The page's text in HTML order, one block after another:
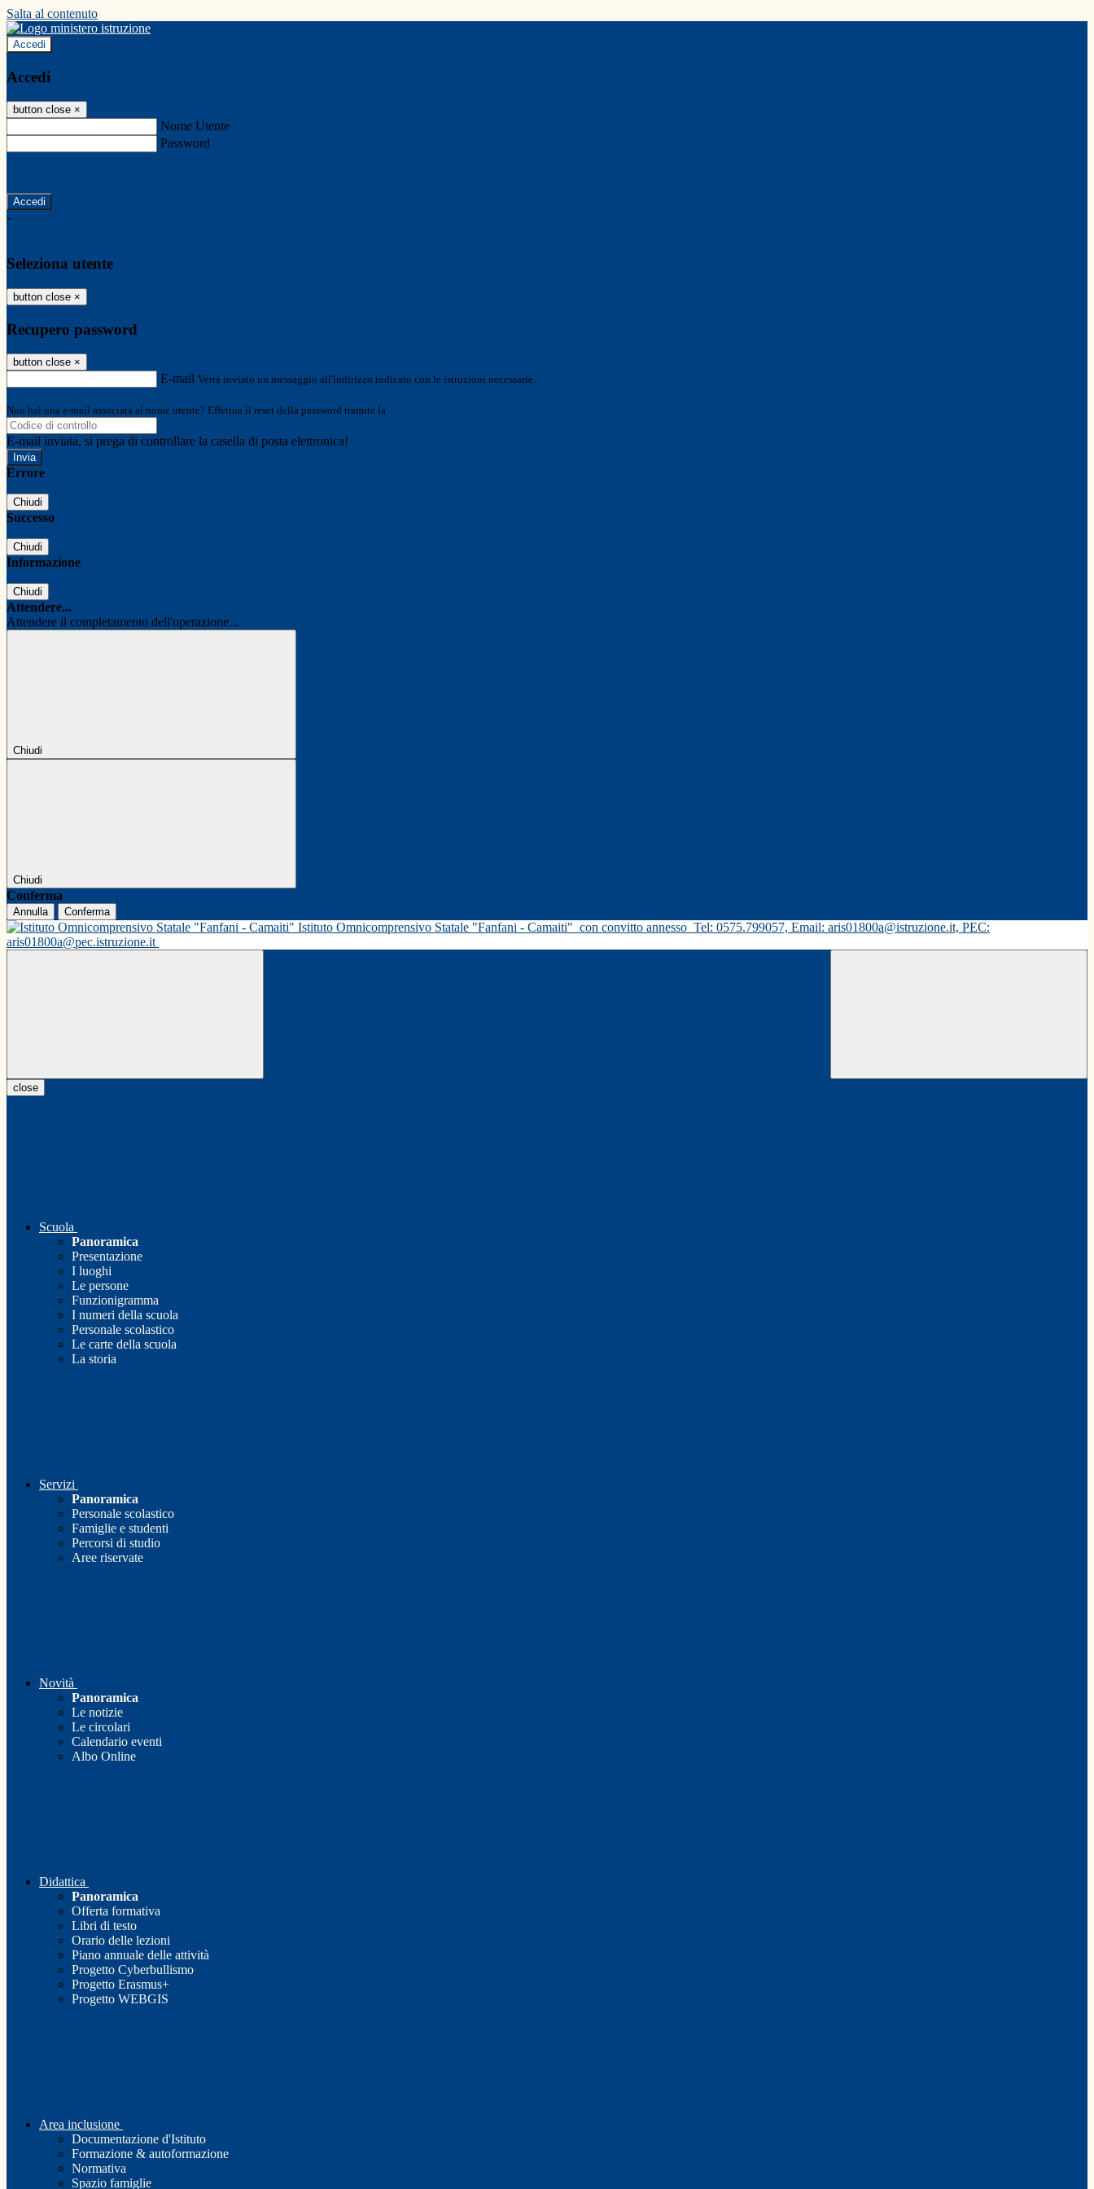
Salta al contenuto
Accedi
Accedi
button close ×
Nome Utente
Password
-
Seleziona utente
button close ×
Recupero password
button close ×
E-mail Verrà inviato un messaggio all'indirizzo indicato con le istruzioni necessarie.
Non hai una e-mail associata al nome utente? Effettua il reset della password tramite la
E-mail inviata, si prega di controllare la casella di posta elettronica!
Errore
Chiudi
Successo
Chiudi
Informazione
Chiudi
Attendere...
Attendere il completamento dell'operazione...
Chiudi
Chiudi
Conferma
Annulla Conferma
Istituto Omnicomprensivo Statale "Fanfani - Camaiti" con convitto annesso Tel: 0575.799057, Email: aris01800a@istruzione.it, PEC:
aris01800a@pec.istruzione.it
close
Scuola
Panoramica
Presentazione
I luoghi
Le persone
Funzionigramma
I numeri della scuola
Personale scolastico
Le carte della scuola
La storia
Servizi
Panoramica
Personale scolastico
Famiglie e studenti
Percorsi di studio
Aree riservate
Novità
Panoramica
Le notizie
Le circolari
Calendario eventi
Albo Online
Didattica
Panoramica
Offerta formativa
Libri di testo
Orario delle lezioni
Piano annuale delle attività
Progetto Cyberbullismo
Progetto Erasmus+
Progetto WEBGIS
Area inclusione
Documentazione d'Istituto
Formazione & autoformazione
Normativa
Spazio famiglie